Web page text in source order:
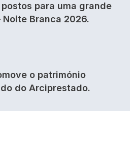
para uma grande
Branca 2026.
o património
do Arciprestado.